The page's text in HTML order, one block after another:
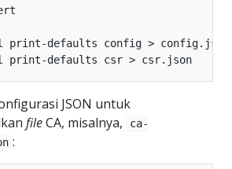
defaults config > config.json
JSON untuk
fileCA, misalnya,
ca-
: